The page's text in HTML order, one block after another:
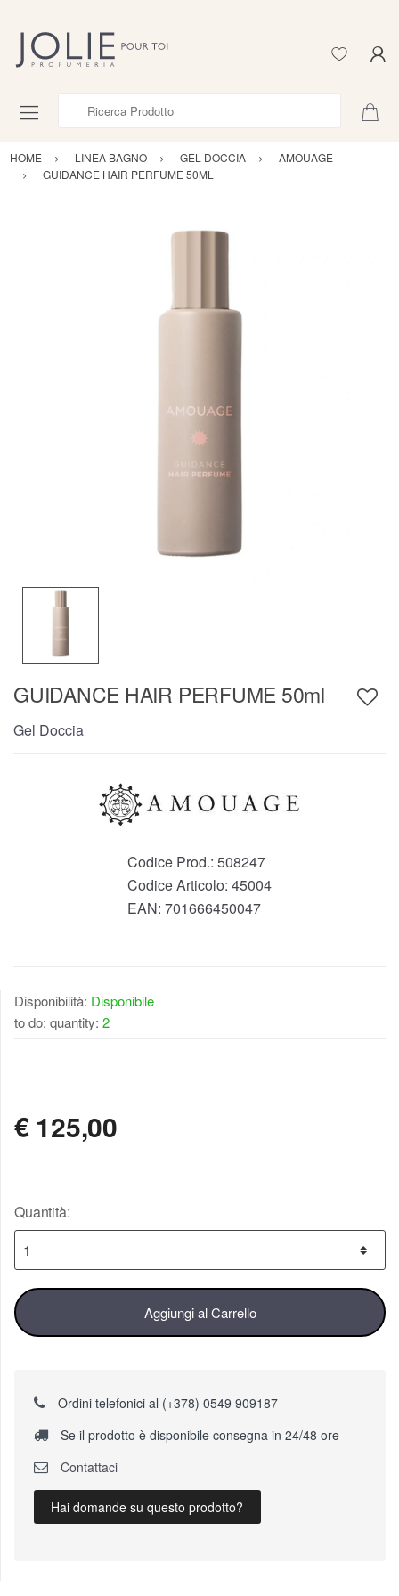
HOME LINEA BAGNO GEL DOCCIA
AMOUAGE
GUIDANCE HAIR PERFUME 50ML
GUIDANCE HAIR PERFUME 50ml
Gel Doccia
Codice Prod.: 508247
Codice Articolo: 45004
EAN: 701666450047
Disponibilità: Disponibile
to do: quantity: 2
€ 125,00
Quantità:
Aggiungi al Carrello
Ordini telefonici al (+378) 0549 909187
Se il prodotto è disponibile consegna in 24/48 ore
Contattaci
Hai domande su questo prodotto?